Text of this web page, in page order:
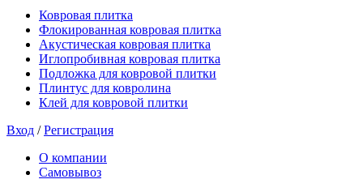
Ковровая плитка
Флокированная ковровая плитка
Акустическая ковровая плитка
Иглопробивная ковровая плитка
Подложка для ковровой плитки
Плинтус для ковролина
Клей для ковровой плитки
Вход /Регистрация
О компании
Самовывоз